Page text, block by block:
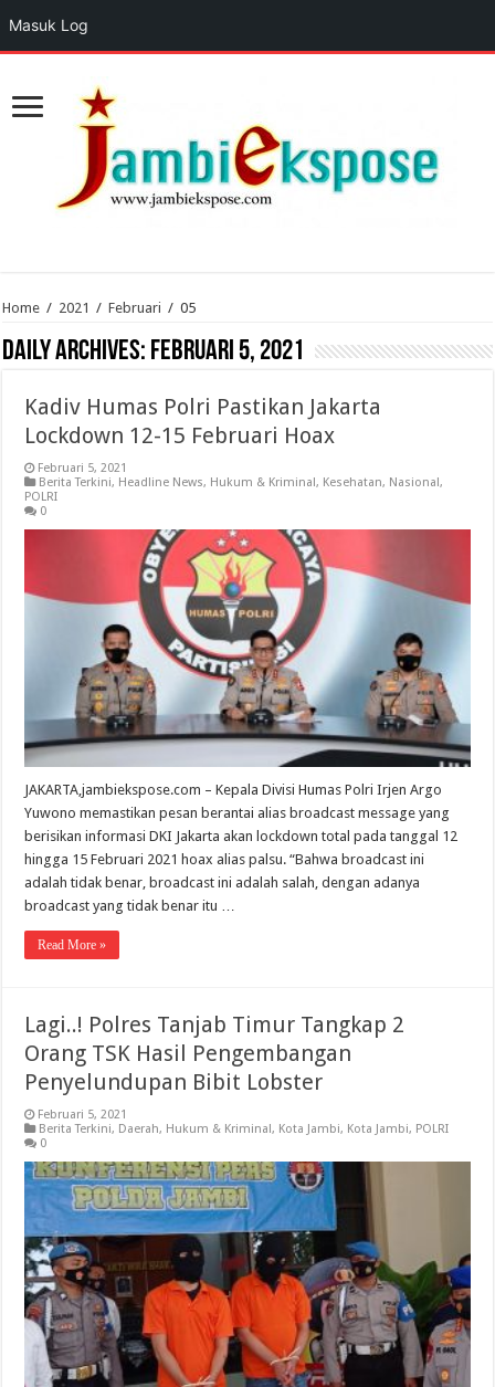
Home / 2021 / Februari / 05
Daily Archives: Februari 5, 2021
Kadiv Humas Polri Pastikan Jakarta
Lockdown 12-15 Februari Hoax
Februari 5, 2021
Berita Terkini, Headline News, Hukum & Kriminal, Kesehatan, Nasional,
POLRI
0
JAKARTA,jambiekspose.com – Kepala Divisi Humas Polri Irjen Argo
Yuwono memastikan pesan berantai alias broadcast message yang
berisikan informasi DKI Jakarta akan lockdown total pada tanggal 12
hingga 15 Februari 2021 hoax alias palsu. “Bahwa broadcast ini
adalah tidak benar, broadcast ini adalah salah, dengan adanya
broadcast yang tidak benar itu …
Read More »
Lagi..! Polres Tanjab Timur Tangkap 2
Orang TSK Hasil Pengembangan
Penyelundupan Bibit Lobster
Februari 5, 2021
Berita Terkini, Daerah, Hukum & Kriminal, Kota Jambi, Kota Jambi, POLRI
0
Masuk Log